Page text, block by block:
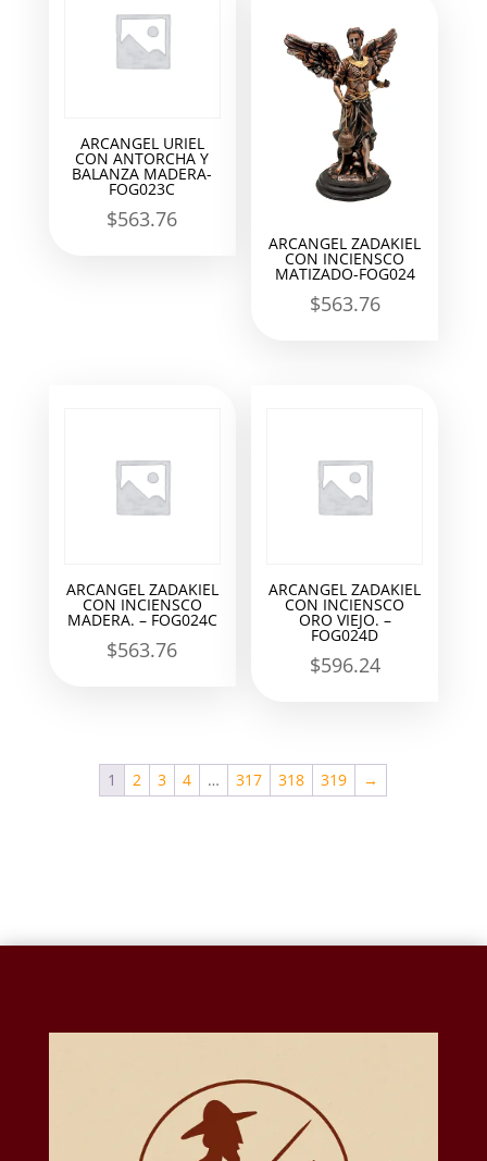
ARCANGEL URIEL
CON ANTORCHA Y
BALANZA MADERA-
FOG023C
$563.76
ARCANGEL ZADAKIEL
CON INCIENSCO
MATIZADO-FOG024
$563.76
ARCANGEL ZADAKIEL
CON INCIENSCO
MADERA. – FOG024C
$563.76
ARCANGEL ZADAKIEL
CON INCIENSCO
ORO VIEJO. –
FOG024D
$596.24
1 2 3 4 … 317 318 319 →